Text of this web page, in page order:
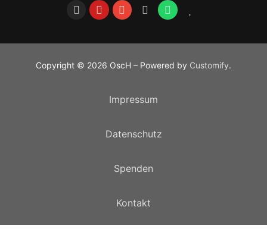
Copyright © 2026 OscH – Powered by Customify.
Impressum
Datenschutz
Spenden
Kontakt